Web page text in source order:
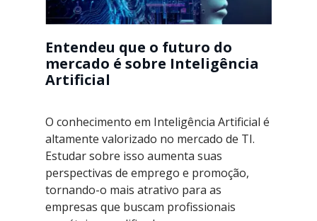
Entendeu que o futuro do
mercado é sobre Inteligência
Artificial
O conhecimento em Inteligência Artificial é
altamente valorizado no mercado de TI.
Estudar sobre isso aumenta suas
perspectivas de emprego e promoção,
tornando-o mais atrativo para as
empresas que buscam profissionais